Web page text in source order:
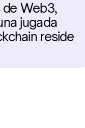
Web3,
jugada
reside